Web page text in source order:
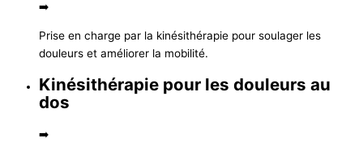
➡️
Prise en charge par la kinésithérapie pour soulager les
douleurs et améliorer la mobilité.
Kinésithérapie pour les douleurs au
dos
➡️